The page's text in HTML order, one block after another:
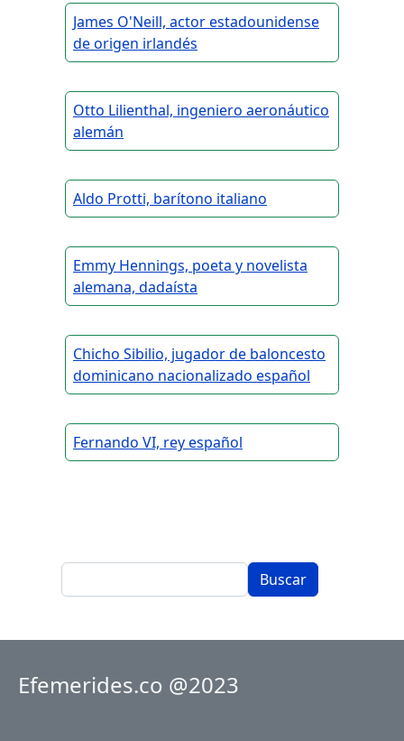
James O'Neill, actor estadounidense
de origen irlandés
Otto Lilienthal, ingeniero aeronáutico
alemán
Aldo Protti, barítono italiano
Emmy Hennings, poeta y novelista
alemana, dadaísta
Chicho Sibilio, jugador de baloncesto
dominicano nacionalizado español
Fernando VI, rey español
Buscar
Efemerides.co @2023